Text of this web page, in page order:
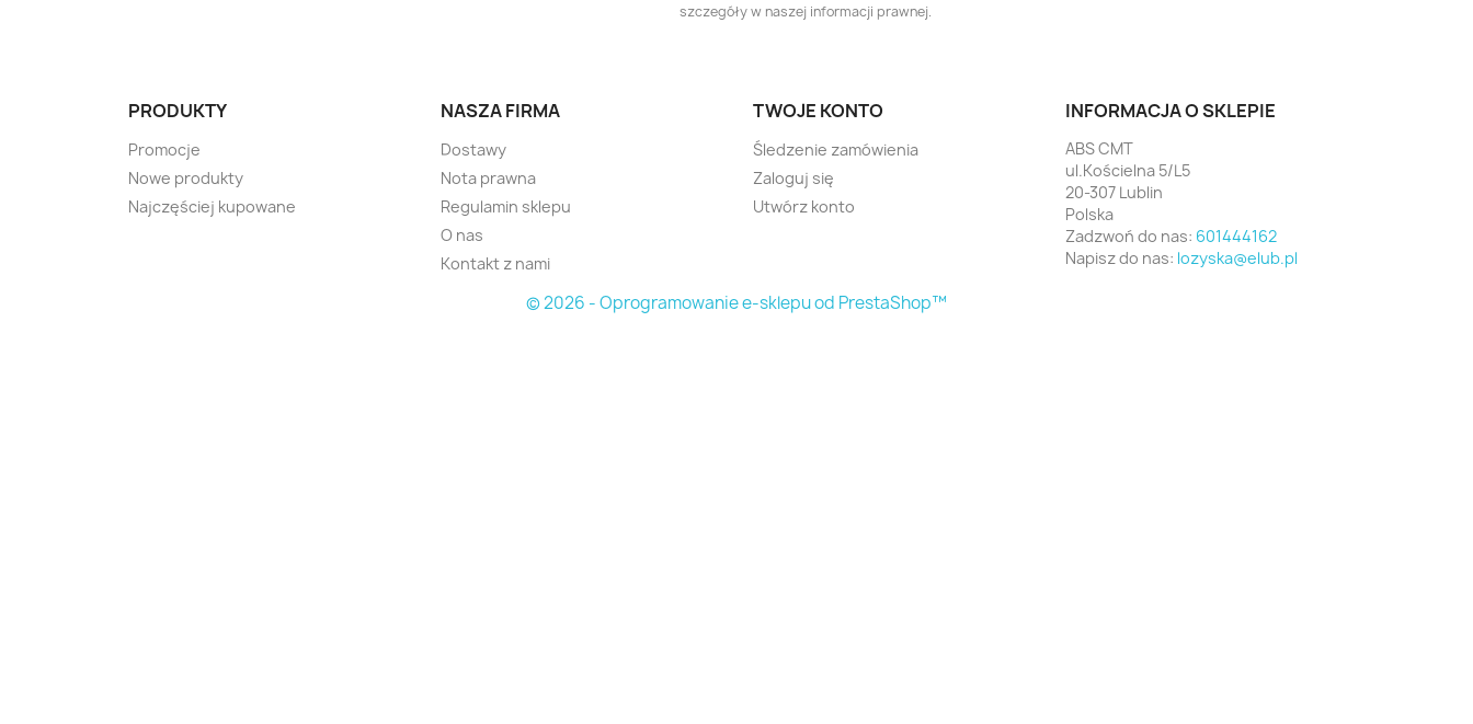
szczegóły w naszej informacji prawnej.
PRODUKTY
Promocje
Nowe produkty
Najczęściej kupowane
NASZA FIRMA
Dostawy
Nota prawna
Regulamin sklepu
O nas
Kontakt z nami
TWOJE KONTO
Śledzenie zamówienia
Zaloguj się
Utwórz konto
INFORMACJA O SKLEPIE
ABS CMT
ul.Kościelna 5/L5
20-307 Lublin
Polska
Zadzwoń do nas: 601444162
Napisz do nas: lozyska@elub.pl
© 2026 - Oprogramowanie e-sklepu od PrestaShop™